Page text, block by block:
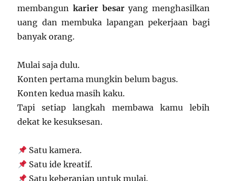
membangun karier besaryang menghasilkan
uang dan membuka lapangan pekerjaan bagi
banyak orang.
Mulai saja dulu.
Konten pertama mungkin belum bagus.
Konten kedua masih kaku.
Tapi setiap langkah membawa kamu lebih
dekat ke kesuksesan.
Satu kamera.
Satu ide kreatif.
Satu keberanian untuk mulai.